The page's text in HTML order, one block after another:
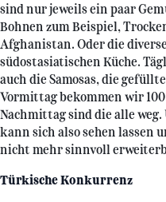
sind nur jeweils ein paar
Bohnen zum Beispiel,
Afghanistan. Oder die
südostasiatischen Küche.
auch die Samosas, die
Vormittag bekommen wir
Nachmittag sind die alle
kann sich also sehen lassen
nicht mehr sinnvoll
Türkische Konkurrenz